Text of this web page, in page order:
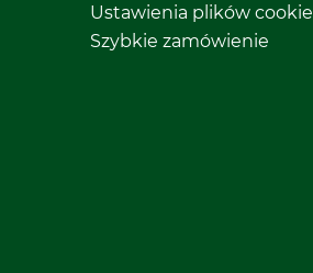
Ustawienia plików cookie
Szybkie zamówienie